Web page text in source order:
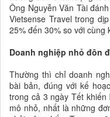
Ông Nguyễn Văn Tài
Vietsense Travel trong
25% đến 30% so với cùng
Doanh nghiệp nhỏ đôn
Thường thì chỉ doanh
bài bản, đúng với kế
trong cả 3 ngày Tết
mô nhỏ, nhất là những